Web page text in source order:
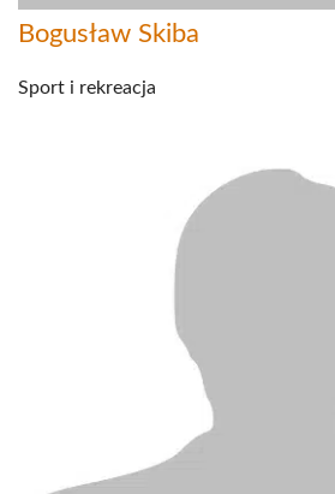
Bogusław Skiba
Sport i rekreacja